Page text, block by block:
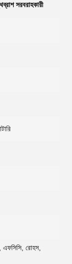
সরবরাহকারী
রোহস,